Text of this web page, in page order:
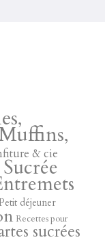
& cie
déjeuner
Recettes pour
sucrées